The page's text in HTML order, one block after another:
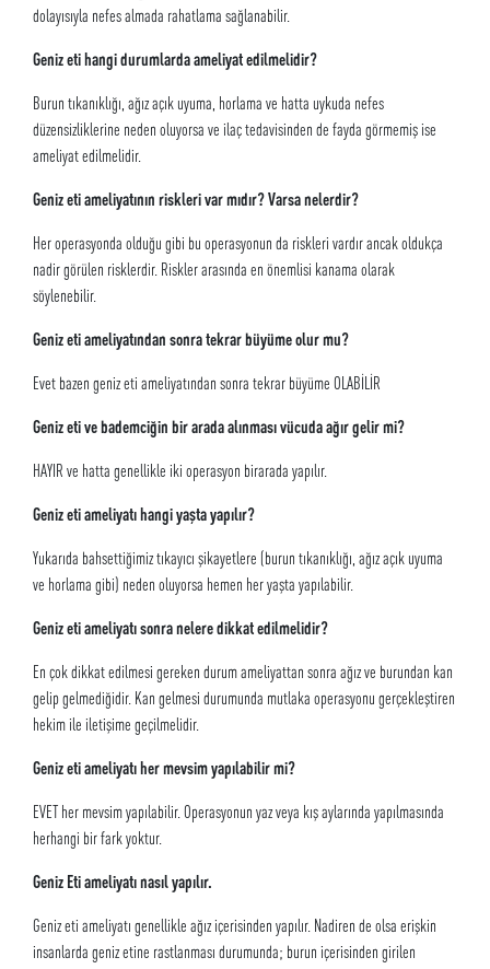
dolayısıyla nefes almada rahatlama sağlanabilir.
Geniz eti hangi durumlarda ameliyat edilmelidir?
Burun tıkanıklığı, ağız açık uyuma, horlama ve hatta uykuda nefes
düzensizliklerine neden oluyorsa ve ilaç tedavisinden de fayda görmemiş ise
ameliyat edilmelidir.
Geniz eti ameliyatının riskleri var mıdır? Varsa nelerdir?
Her operasyonda olduğu gibi bu operasyonun da riskleri vardır ancak oldukça
nadir görülen risklerdir. Riskler arasında en önemlisi kanama olarak
söylenebilir.
Geniz eti ameliyatından sonra tekrar büyüme olur mu?
Evet bazen geniz eti ameliyatından sonra tekrar büyüme OLABİLİR
Geniz eti ve bademciğin bir arada alınması vücuda ağır gelir mi?
HAYIR ve hatta genellikle iki operasyon birarada yapılır.
Geniz eti ameliyatı hangi yaşta yapılır?
Yukarıda bahsettiğimiz tıkayıcı şikayetlere (burun tıkanıklığı, ağız açık uyuma
ve horlama gibi) neden oluyorsa hemen her yaşta yapılabilir.
Geniz etiameliyatı sonra nelere dikkat edilmelidir?
En çok dikkat edilmesi gereken durum ameliyattan sonra ağız ve burundan kan
gelip gelmediğidir. Kan gelmesi durumunda mutlaka operasyonu gerçekleştiren
hekim ile iletişime geçilmelidir.
Geniz eti ameliyatı her mevsim yapılabilir mi?
EVET her mevsim yapılabilir. Operasyonun yaz veya kış aylarında yapılmasında
herhangi bir fark yoktur.
Geniz Eti ameliyatı nasıl yapılır.
Geniz eti ameliyatı genellikle ağız içerisinden yapılır. Nadiren de olsa erişkin
insanlarda geniz etine rastlanması durumunda; burun içerisinden girilen